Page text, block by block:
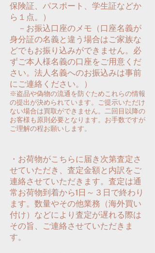
保険証、パスポート、学生証などか
ら１点。）
－お振込口座のメモ（口座名義が
身分証の名義と違う場合はご家族な
どでもお振り込みができません。必
ずご本人様名義の口座をご用意くだ
さい。法人名義へのお振込みは事前
にご連絡ください。）
※盗品や偽物の流通を防ぐためこれらの情報
の提出が決められています。ご提示いただけ
ない場合は買取ができません。二回目以降の
お客様も原則必要となります。お手数ですが
ご理解の程お願いします。
​・お荷物がこちらに届き次第査定さ
せていただき、査定金額と内訳をご
連絡させていただきます。査定は通
常お荷物到着から1日～３日で終わり
ます。数量やその他業務（海外買い
付け）などにより査定が遅れる際は
その旨、ご連絡させていただきま
す。